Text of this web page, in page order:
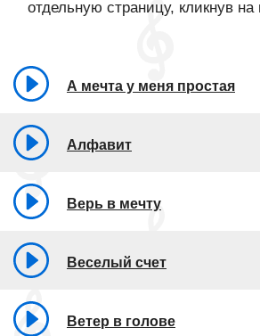
отдельную страницу, кликнув на
А мечта у меня простая
Алфавит
Верь в мечту
Веселый счет
Ветер в голове